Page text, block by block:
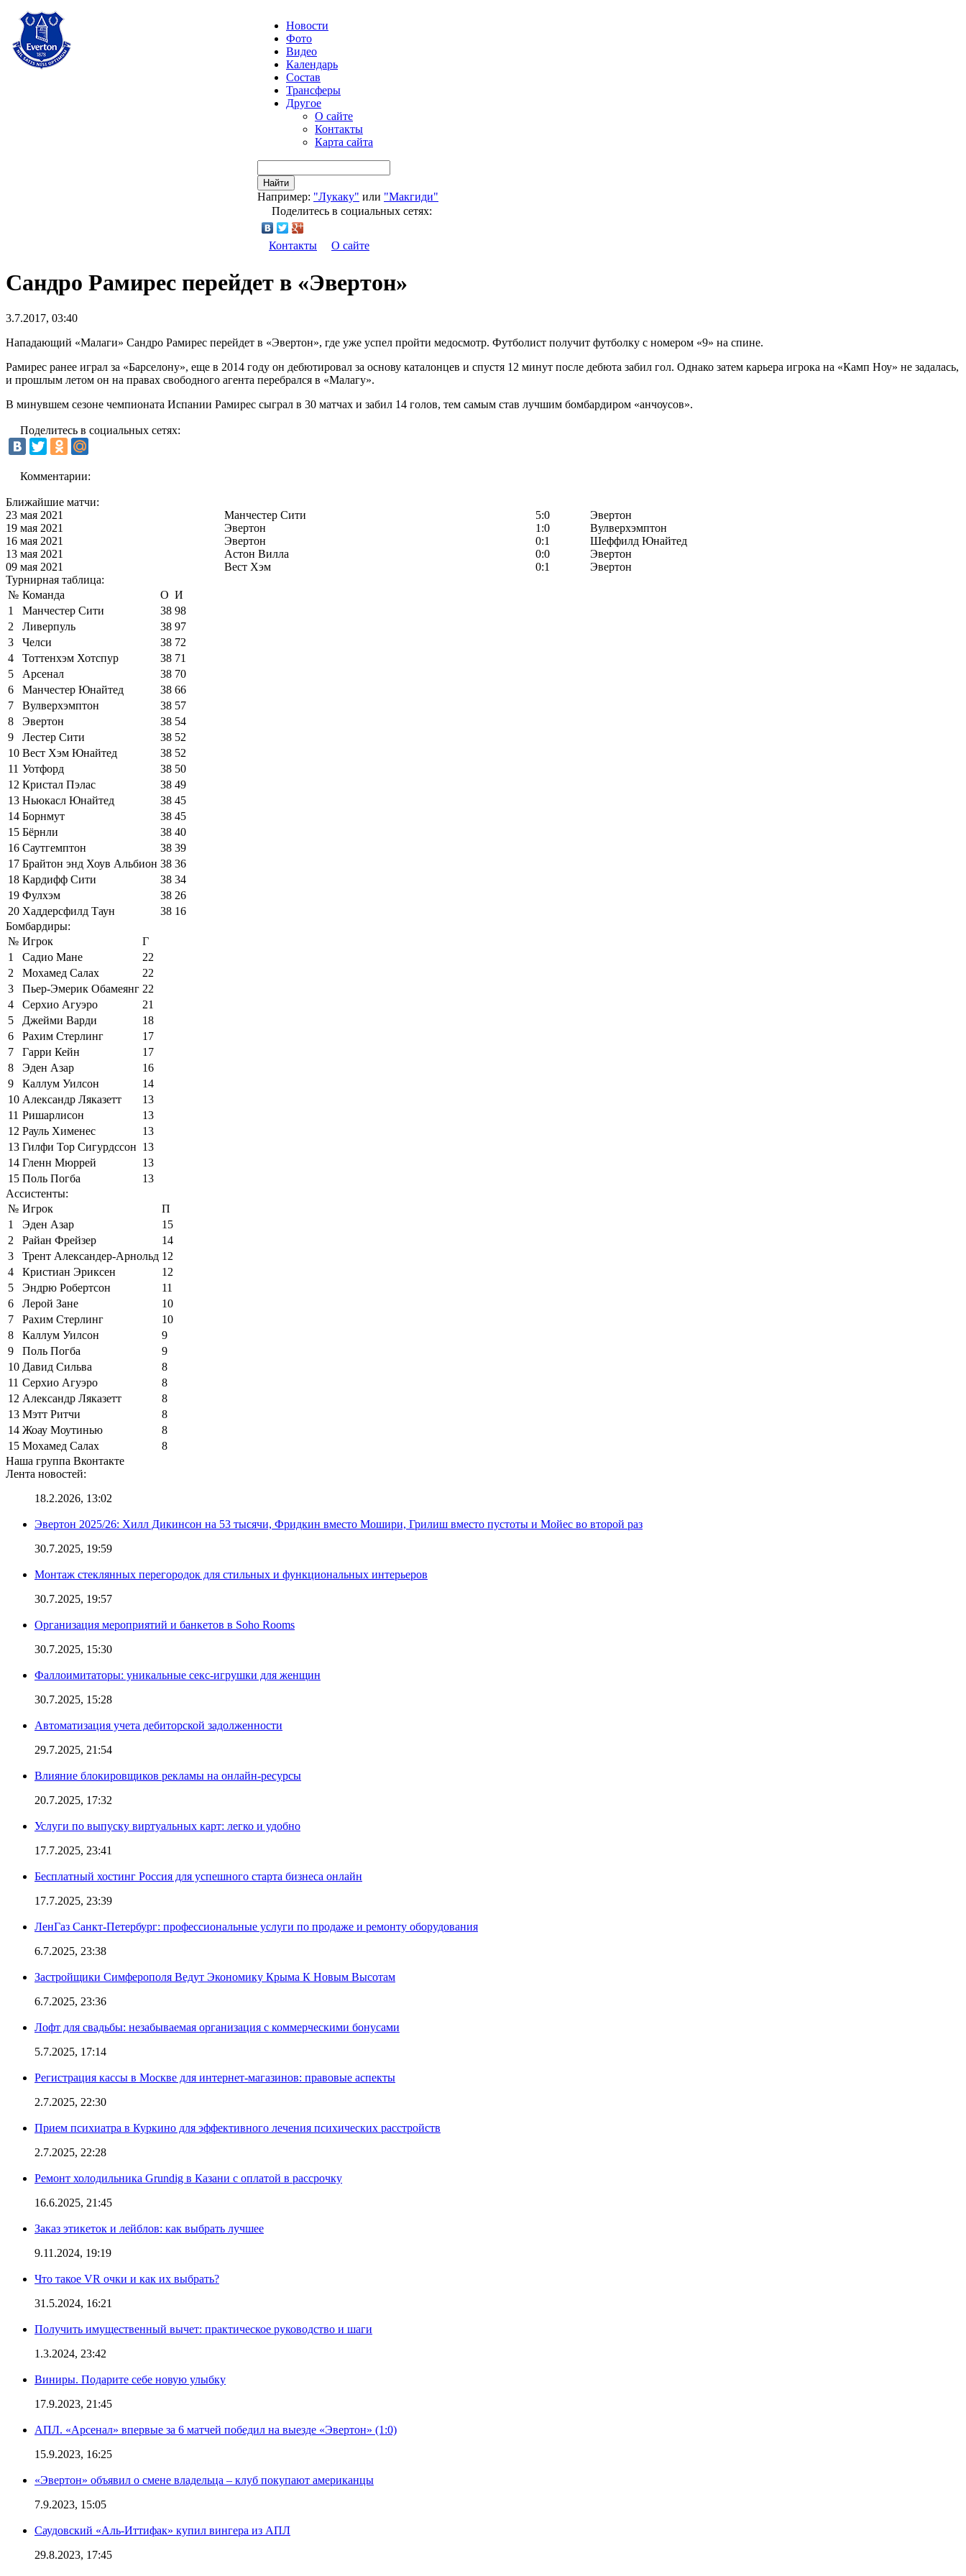
Новости
Фото
Видео
Календарь
Состав
Трансферы
Другое
О сайте
Контакты
Карта сайта
Найти
Например: "Лукаку" или "Макгиди"
Поделитесь в социальных сетях:
Контакты О сайте
Сандро Рамирес перейдет в «Эвертон»
3.7.2017, 03:40
Нападающий «Малаги» Сандро Рамирес перейдет в «Эвертон», где уже успел пройти медосмотр. Футболист получит футболку с номером «9» на спине.
Рамирес ранее играл за «Барселону», еще в 2014 году он дебютировал за основу каталонцев и спустя 12 минут после дебюта забил гол. Однако затем карьера игрока на «Камп Ноу» не задалась,
и прошлым летом он на правах свободного агента перебрался в «Малагу».
В минувшем сезоне чемпионата Испании Рамирес сыграл в 30 матчах и забил 14 голов, тем самым став лучшим бомбардиром «анчоусов».
Поделитесь в социальных сетях:
Комментарии:
Ближайшие матчи:
23 мая 2021
Манчестер Сити 5:0
Эвертон
19 мая 2021
Эвертон 1:0
Вулверхэмптон
16 мая 2021
Эвертон 0:1
Шеффилд Юнайтед
13 мая 2021
Астон Вилла 0:0
Эвертон
09 мая 2021
Вест Хэм 0:1
Эвертон
Турнирная таблица:
№ Команда О И
1
Манчестер Сити 38 98
2
Ливерпуль 38 97
3
Челси 38 72
4
Тоттенхэм Хотспур 38 71
5
Арсенал 38 70
6
Манчестер Юнайтед 38 66
7
Вулверхэмптон 38 57
8
Эвертон 38 54
9
Лестер Сити 38 52
10 Вест Хэм Юнайтед 38 52
11 Уотфорд 38 50
12 Кристал Пэлас 38 49
13 Ньюкасл Юнайтед 38 45
14 Борнмут 38 45
15 Бёрнли 38 40
16 Саутгемптон 38 39
17 Брайтон энд Хоув Альбион 38 36
18 Кардифф Сити 38 34
19 Фулхэм 38 26
20 Хаддерсфилд Таун 38 16
Бомбардиры:
№ Игрок
Г
1
Садио Мане
22
2
Мохамед Салах
22
3
Пьер-Эмерик Обамеянг 22
4
Серхио Агуэро
21
5
Джейми Варди
18
6
Рахим Стерлинг
17
7
Гарри Кейн
17
8
Эден Азар
16
9
Каллум Уилсон
14
10 Александр Ляказетт
13
11 Ришарлисон
13
12 Рауль Хименес
13
13 Гилфи Тор Сигурдссон 13
14 Гленн Мюррей
13
15 Поль Погба
13
Ассистенты:
№ Игрок
П
1
Эден Азар
15
2
Райан Фрейзер
14
3
Трент Александер-Арнольд 12
4
Кристиан Эриксен
12
5
Эндрю Робертсон
11
6
Лерой Зане
10
7
Рахим Стерлинг
10
8
Каллум Уилсон
9
9
Поль Погба
9
10 Давид Сильва
8
11 Серхио Агуэро
8
12 Александр Ляказетт
8
13 Мэтт Ритчи
8
14 Жоау Моутинью
8
15 Мохамед Салах
8
Наша группа Вконтакте
Лента новостей:
18.2.2026, 13:02
Эвертон 2025/26: Хилл Дикинсон на 53 тысячи, Фридкин вместо Мошири, Грилиш вместо пустоты и Мойес во второй раз
30.7.2025, 19:59
Монтаж стеклянных перегородок для стильных и функциональных интерьеров
30.7.2025, 19:57
Организация мероприятий и банкетов в Soho Rooms
30.7.2025, 15:30
Фаллоимитаторы: уникальные секс-игрушки для женщин
30.7.2025, 15:28
Автоматизация учета дебиторской задолженности
29.7.2025, 21:54
Влияние блокировщиков рекламы на онлайн-ресурсы
20.7.2025, 17:32
Услуги по выпуску виртуальных карт: легко и удобно
17.7.2025, 23:41
Бесплатный хостинг Россия для успешного старта бизнеса онлайн
17.7.2025, 23:39
ЛенГаз Санкт-Петербург: профессиональные услуги по продаже и ремонту оборудования
6.7.2025, 23:38
Застройщики Симферополя Ведут Экономику Крыма К Новым Высотам
6.7.2025, 23:36
Лофт для свадьбы: незабываемая организация с коммерческими бонусами
5.7.2025, 17:14
Регистрация кассы в Москве для интернет-магазинов: правовые аспекты
2.7.2025, 22:30
Прием психиатра в Куркино для эффективного лечения психических расстройств
2.7.2025, 22:28
Ремонт холодильника Grundig в Казани с оплатой в рассрочку
16.6.2025, 21:45
Заказ этикеток и лейблов: как выбрать лучшее
9.11.2024, 19:19
Что такое VR очки и как их выбрать?
31.5.2024, 16:21
Получить имущественный вычет: практическое руководство и шаги
1.3.2024, 23:42
Виниры. Подарите себе новую улыбку
17.9.2023, 21:45
АПЛ. «Арсенал» впервые за 6 матчей победил на выезде «Эвертон» (1:0)
15.9.2023, 16:25
«Эвертон» объявил о смене владельца – клуб покупают американцы
7.9.2023, 15:05
Саудовский «Аль-Иттифак» купил вингера из АПЛ
29.8.2023, 17:45